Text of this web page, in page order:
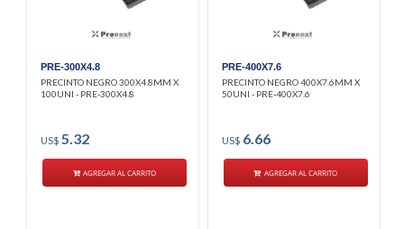
PRE-300X4.8
PRECINTO NEGRO 300X4.8MM X
100UNI - PRE-300X4.8
US$ 5.32
AGREGAR AL CARRITO
PRE-400X7.6
PRECINTO NEGRO 400X7.6MM X
50UNI - PRE-400X7.6
US$6.66
AGREGAR AL CARRITO